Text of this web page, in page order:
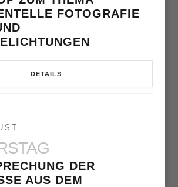
FOTOGRAFIE
DETAILS
DER
AUS DEM